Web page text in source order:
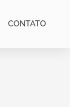
CONTATO